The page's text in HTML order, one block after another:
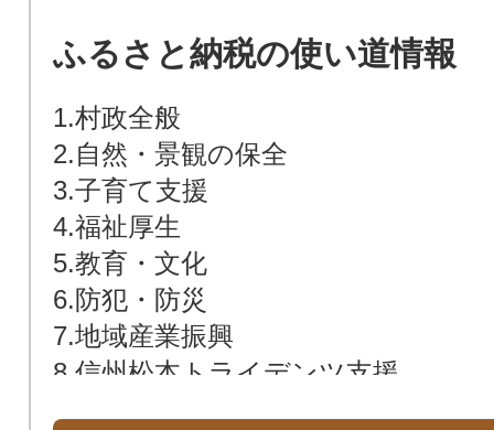
ふるさと納税の使い道情報
1.村政全般
2.自然・景観の保全
3.子育て支援
4.福祉厚生
5.教育・文化
6.防犯・防災
7.地域産業振興
8.信州松本トライデンツ支援